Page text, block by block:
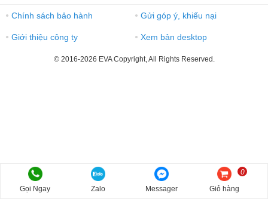
● Chính sách bảo hành ● Gửi góp ý, khiếu nại
● Giới thiệu công ty ● Xem bản desktop
© 2016-2026 EVA Copyright, All Rights Reserved.
Gọi Ngay Zalo Messager Giỏ hàng
0